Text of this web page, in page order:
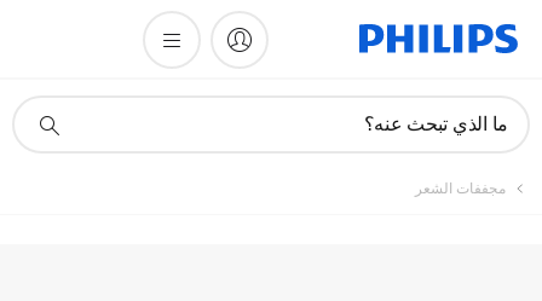
دعم
ما الذي تبحث عنه؟
مجففات الشعر
تسجيل المنتج